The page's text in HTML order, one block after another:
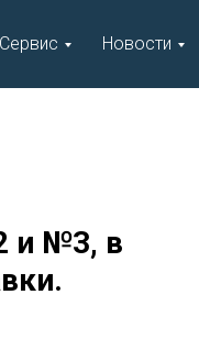
Сервис Новости
и №3, в